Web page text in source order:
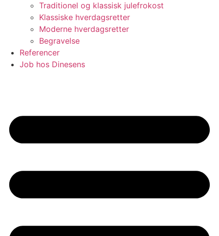
Traditionel og klassisk julefrokost
Klassiske hverdagsretter
Moderne hverdagsretter
Begravelse
Referencer
Job hos Dinesens